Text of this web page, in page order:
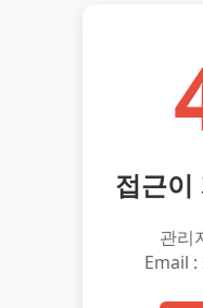
접근이
관리
Email